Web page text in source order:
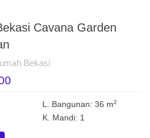
Cavana Garden
Bekasi
L. Bangunan: 36 m2
K. Mandi: 1